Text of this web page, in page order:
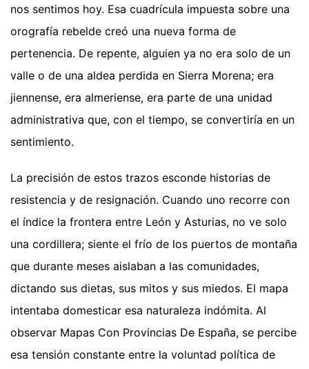
nos sentimos hoy. Esa cuadrícula impuesta sobre una
orografía rebelde creó una nueva forma de
pertenencia. De repente, alguien ya no era solo de un
valle o de una aldea perdida en Sierra Morena; era
jiennense, era almeriense, era parte de una unidad
administrativa que, con el tiempo, se convertiría en un
sentimiento.
La precisión de estos trazos esconde historias de
resistencia y de resignación. Cuando uno recorre con
el índice la frontera entre León y Asturias, no ve solo
una cordillera; siente el frío de los puertos de montaña
que durante meses aislaban a las comunidades,
dictando sus dietas, sus mitos y sus miedos. El mapa
intentaba domesticar esa naturaleza indómita. Al
observar Mapas Con Provincias De España, se percibe
esa tensión constante entre la voluntad política de